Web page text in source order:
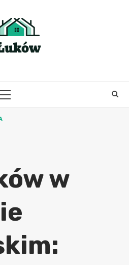
PRIMARY
w